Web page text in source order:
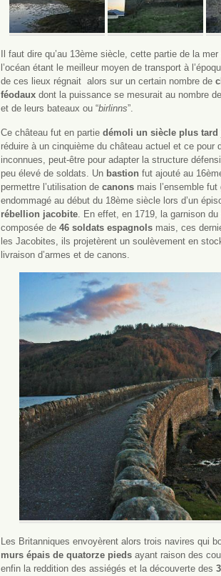
Il faut dire qu’au 13ème siècle, cette partie de la
l’océan étant le meilleur moyen de transport à
de ces lieux régnait alors sur un certain nombre de
féodaux dont la puissance se mesurait au nombre
et de leurs bateaux ou “birlinns”.
Ce château fut en partie démoli un siècle plus tard
réduire à un cinquième du château actuel et ce pour
inconnues, peut-être pour adapter la structure
peu élevé de soldats. Un bastion fut ajouté au
permettre l’utilisation de canons mais l’ensemble fut
endommagé au début du 18ème siècle lors d’un
rébellion jacobite. En effet, en 1719, la garnison
composée de 46 soldats espagnols mais, ces
les Jacobites, ils projetèrent un soulèvement en
livraison d’armes et de canons.
Les Britanniques envoyèrent alors trois navires qui
murs épais de quatorze pieds ayant raison des
enfin la reddition des assiégés et la découverte des